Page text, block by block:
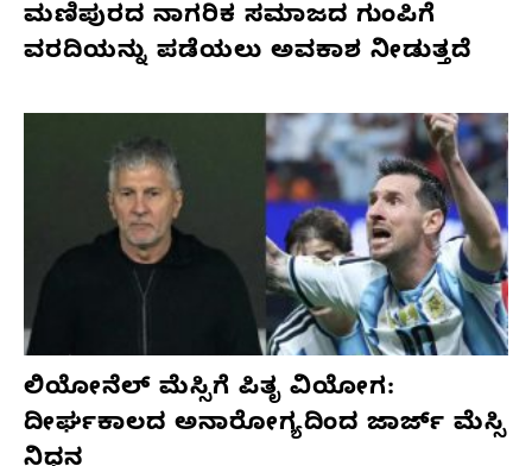
ಮಣಿಪುರದ ನಾಗರಿಕ ಸಮಾಜದ ಗುಂಪಿಗೆ
ವರದಿಯನ್ನು ಪಡೆಯಲು ಅವಕಾಶ ನೀಡುತ್ತದೆ
ಲಿಯೋನೆಲ್ ಮೆಸ್ಸಿಗೆ ಪಿತೃ ವಿಯೋಗ:
ದೀರ್ಘಕಾಲದ ಅನಾರೋಗ್ಯದಿಂದ ಜಾರ್ಜ್ ಮೆಸ್ಸಿ